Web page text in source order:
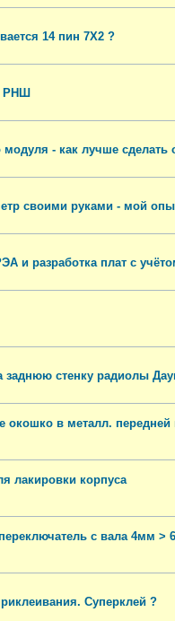
14 пин 7Х2 ?
РНШ
- как лучше сделать
своими руками - мой
и разработка плат с
заднюю стенку радиолы
окошко в металл. передней
лакировки корпуса
с вала 4мм >
Суперклей ?